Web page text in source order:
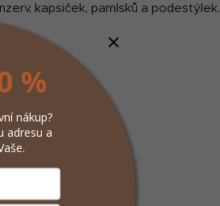
kapsiček, pamlsků a podestýlek.
%
nákup?
adresu a